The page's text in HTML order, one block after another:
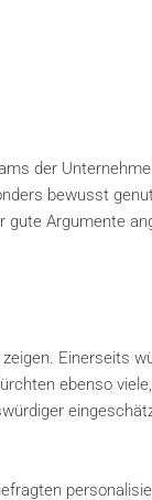
der
bewusst
gute Argumente
Einerseits
ebenso